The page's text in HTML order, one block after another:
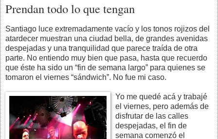
Prendan todo lo que tengan
Santiago luce extremadamente vacío y los tonos rojizos del
atardecer muestran una ciudad bella, de grandes avenidas
despejadas y una tranquilidad que parece traída de otra
parte. No entiendo muy bien que pasa, hasta que recuerdo
que éste ha sido un “fin de semana largo” para quienes se
tomaron el viernes “sándwich”. No fue mi caso.
Yo me quedé acá y trabajé
el viernes, pero además de
disfrutar de las calles
despejadas, el fin de
semana comenzó el